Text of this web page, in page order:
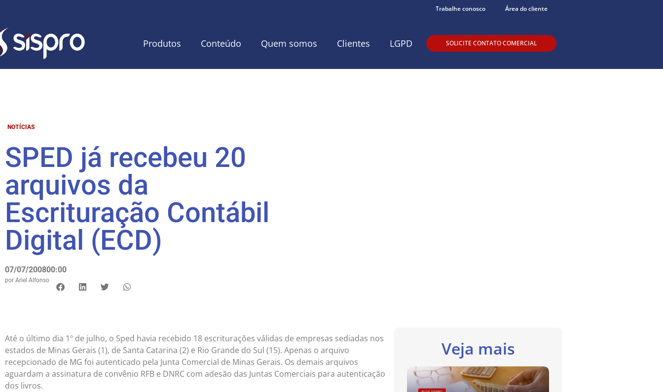
Trabalhe conosco Área do cliente
Produtos Conteúdo Quem somos Clientes LGPD SOLICITE CONTATO COMERCIAL
NOTÍCIAS
SPED já recebeu 20
arquivos da
Escrituração Contábil
Digital (ECD)
07/07/200800:00
por Ariel Alfonso
Até o último dia 1º de julho, o Sped havia recebido 18 escriturações válidas de empresas sediadas nos
estados de Minas Gerais (1), de Santa Catarina (2) e Rio Grande do Sul (15). Apenas o arquivo
recepcionado de MG foi autenticado pela Junta Comercial de Minas Gerais. Os demais arquivos
aguardam a assinatura de convênio RFB e DNRC com adesão das Juntas Comerciais para autenticação
dos livros.
Veja mais